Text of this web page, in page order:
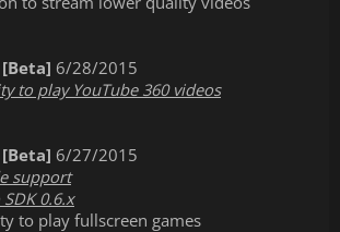
6/28/2015
to play YouTube 360 videos
6/27/2015
support
0.6.x
to play fullscreen games​